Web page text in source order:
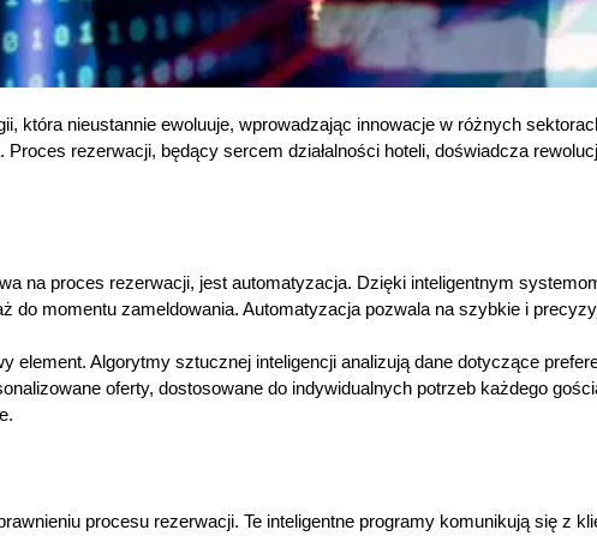
która nieustannie ewoluuje, wprowadzając innowacje w różnych
rezerwacji, będący sercem działalności hoteli, doświadcza
na proces rezerwacji, jest automatyzacja. Dzięki inteligentnym
do momentu zameldowania. Automatyzacja pozwala na szybkie i
element. Algorytmy sztucznej inteligencji analizują dane dotyczące
oferty, dostosowane do indywidualnych potrzeb każdego
procesu rezerwacji. Te inteligentne programy komunikują się z